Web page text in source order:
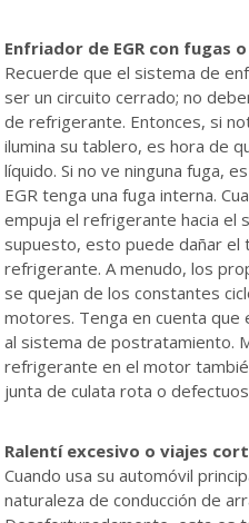
Enfriador de EGR con fugas
Recuerde que el sistema de
ser un circuito cerrado; no
de refrigerante. Entonces, si
ilumina su tablero, es hora de
líquido. Si no ve ninguna fuga,
EGR tenga una fuga interna.
empuja el refrigerante hacia el
supuesto, esto puede dañar el
refrigerante. A menudo, los
se quejan de los constantes
motores. Tenga en cuenta que
al sistema de postratamiento.
refrigerante en el motor
junta de culata rota o
Ralentí excesivo o viajes
Cuando usa su automóvil
naturaleza de conducción de